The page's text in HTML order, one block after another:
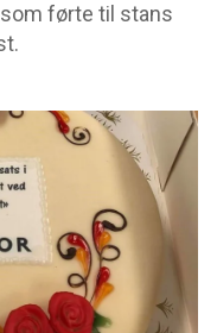
førte til stans